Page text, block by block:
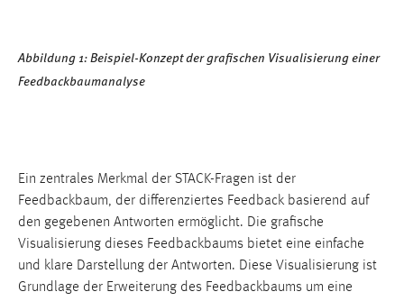
Abbildung 1: Beispiel-Konzept der grafischen Visualisierung einer
Feedbackbaumanalyse
Ein zentrales Merkmal der STACK-Fragen ist der
Feedbackbaum, der differenziertes Feedback basierend auf
den gegebenen Antworten ermöglicht. Die grafische
Visualisierung dieses Feedbackbaums bietet eine einfache
und klare Darstellung der Antworten. Diese Visualisierung ist
Grundlage der Erweiterung des Feedbackbaums um eine